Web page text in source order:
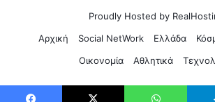
Proudly Hosted by
Αρχική
Social NetWork Ελλάδα
Οικονομία
Αθλητικά